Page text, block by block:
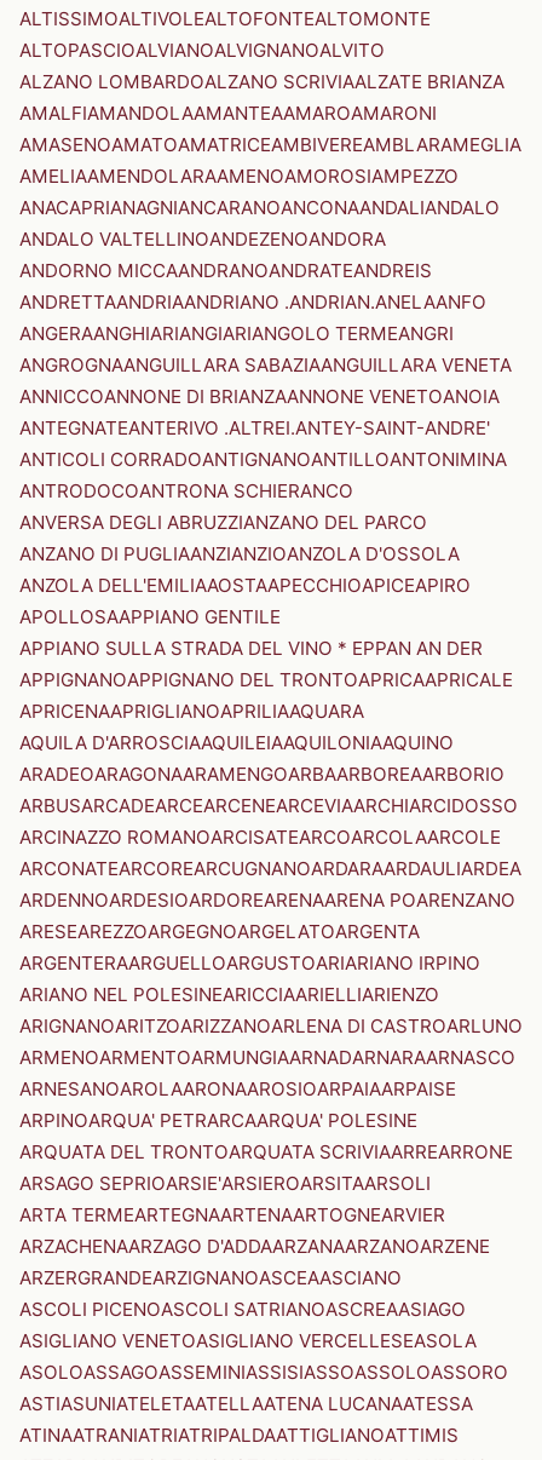
ALTISSIMOALTIVOLEALTOFONTEALTOMONTE
ALTOPASCIOALVIANOALVIGNANOALVITO
ALZANO LOMBARDOALZANO SCRIVIAALZATE BRIANZA
AMALFIAMANDOLAAMANTEAAMAROAMARONI
AMASENOAMATOAMATRICEAMBIVEREAMBLARAMEGLIA
AMELIAAMENDOLARAAMENOAMOROSIAMPEZZO
ANACAPRIANAGNIANCARANOANCONAANDALIANDALO
ANDALO VALTELLINOANDEZENOANDORA
ANDORNO MICCAANDRANOANDRATEANDREIS
ANDRETTAANDRIAANDRIANO .ANDRIAN.ANELAANFO
ANGERAANGHIARIANGIARIANGOLO TERMEANGRI
ANGROGNAANGUILLARA SABAZIAANGUILLARA VENETA
ANNICCOANNONE DI BRIANZAANNONE VENETOANOIA
ANTEGNATEANTERIVO .ALTREI.ANTEY-SAINT-ANDRE'
ANTICOLI CORRADOANTIGNANOANTILLOANTONIMINA
ANTRODOCOANTRONA SCHIERANCO
ANVERSA DEGLI ABRUZZIANZANO DEL PARCO
ANZANO DI PUGLIAANZIANZIOANZOLA D'OSSOLA
ANZOLA DELL'EMILIAAOSTAAPECCHIOAPICEAPIRO
APOLLOSAAPPIANO GENTILE
APPIANO SULLA STRADA DEL VINO * EPPAN AN DER
APPIGNANOAPPIGNANO DEL TRONTOAPRICAAPRICALE
APRICENAAPRIGLIANOAPRILIAAQUARA
AQUILA D'ARROSCIAAQUILEIAAQUILONIAAQUINO
ARADEOARAGONAARAMENGOARBAARBOREAARBORIO
ARBUSARCADEARCEARCENEARCEVIAARCHIARCIDOSSO
ARCINAZZO ROMANOARCISATEARCOARCOLAARCOLE
ARCONATEARCOREARCUGNANOARDARAARDAULIARDEA
ARDENNOARDESIOARDOREARENAARENA POARENZANO
ARESEAREZZOARGEGNOARGELATOARGENTA
ARGENTERAARGUELLOARGUSTOARIARIANO IRPINO
ARIANO NEL POLESINEARICCIAARIELLIARIENZO
ARIGNANOARITZOARIZZANOARLENA DI CASTROARLUNO
ARMENOARMENTOARMUNGIAARNADARNARAARNASCO
ARNESANOAROLAARONAAROSIOARPAIAARPAISE
ARPINOARQUA' PETRARCAARQUA' POLESINE
ARQUATA DEL TRONTOARQUATA SCRIVIAARREARRONE
ARSAGO SEPRIOARSIE'ARSIEROARSITAARSOLI
ARTA TERMEARTEGNAARTENAARTOGNEARVIER
ARZACHENAARZAGO D'ADDAARZANAARZANOARZENE
ARZERGRANDEARZIGNANOASCEAASCIANO
ASCOLI PICENOASCOLI SATRIANOASCREAASIAGO
ASIGLIANO VENETOASIGLIANO VERCELLESEASOLA
ASOLOASSAGOASSEMINIASSISIASSOASSOLOASSORO
ASTIASUNIATELETAATELLAATENA LUCANAATESSA
ATINAATRANIATRIATRIPALDAATTIGLIANOATTIMIS